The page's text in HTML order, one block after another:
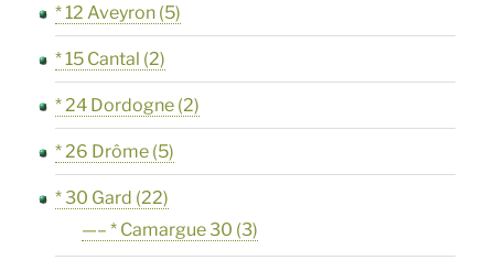
* 12 Aveyron (5)
* 15 Cantal (2)
* 24 Dordogne (2)
* 26 Drôme (5)
* 30 Gard (22)
—– * Camargue 30 (3)